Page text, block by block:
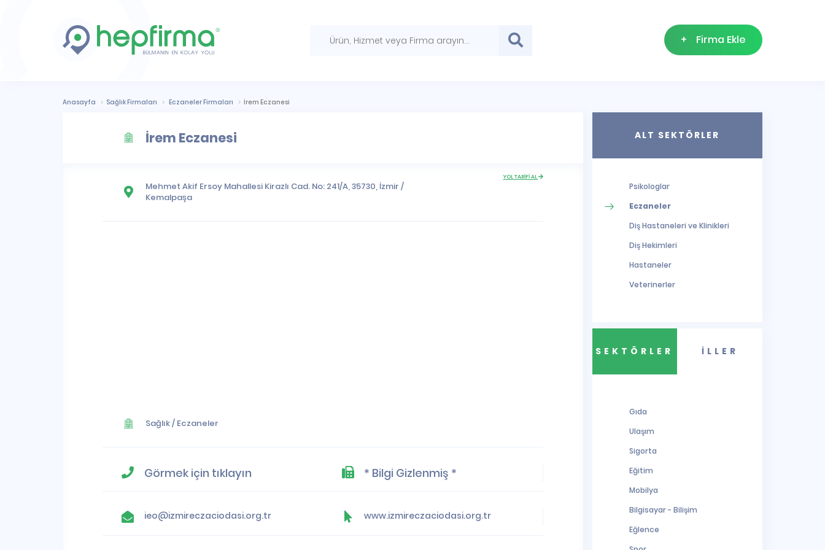
+ Firma Ekle
Anasayfa Sağlık Firmaları Eczaneler Firmaları İrem Eczanesi
İrem Eczanesi
Mehmet Akif Ersoy Mahallesi Kirazlı Cad. No: 241/A, 35730, İzmir /
Kemalpaşa
YOL TARİFİ AL
Sağlık/ Eczaneler
Görmek için tıklayın * Bilgi Gizlenmiş *
ieo@izmireczaciodasi.org.tr www.izmireczaciodasi.org.tr
ALT SEKTÖRLER
Psikologlar
Eczaneler
Diş Hastaneleri ve Klinikleri
Diş Hekimleri
Hastaneler
Veterinerler
SEKTÖRLER İLLER
Gıda
Ulaşım
Sigorta
Eğitim
Mobilya
Bilgisayar - Bilişim
Eğlence